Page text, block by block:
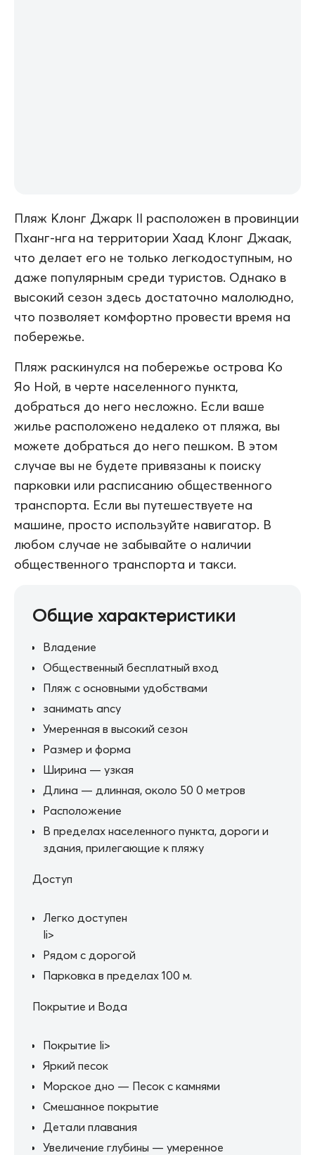
Пляж Клонг Джарк II расположен в провинции
Пханг-нга на территории Хаад Клонг Джаак,
что делает его не только легкодоступным, но
даже популярным среди туристов. Однако в
высокий сезон здесь достаточно малолюдно,
что позволяет комфортно провести время на
побережье.
Пляж раскинулся на побережье острова Ко
Яо Ной, в черте населенного пункта,
добраться до него несложно. Если ваше
жилье расположено недалеко от пляжа, вы
можете добраться до него пешком. В этом
случае вы не будете привязаны к поиску
парковки или расписанию общественного
транспорта. Если вы путешествуете на
машине, просто используйте навигатор. В
любом случае не забывайте о наличии
общественного транспорта и такси.
Общие характеристики
Владение
Общественный бесплатный вход
Пляж с основными удобствами
занимать ancy
Умеренная в высокий сезон
Размер и форма
Ширина — узкая
Длина — длинная, около 50 0 метров
Расположение
В пределах населенного пункта, дороги и
здания, прилегающие к пляжу
Доступ
Легко доступен
li>
Рядом с дорогой
Парковка в пределах 100 м.
Покрытие и Вода
Покрытие li>
Яркий песок
Морское дно — Песок с камнями
Смешанное покрытие
Детали плавания
Увеличение глубины — умеренное